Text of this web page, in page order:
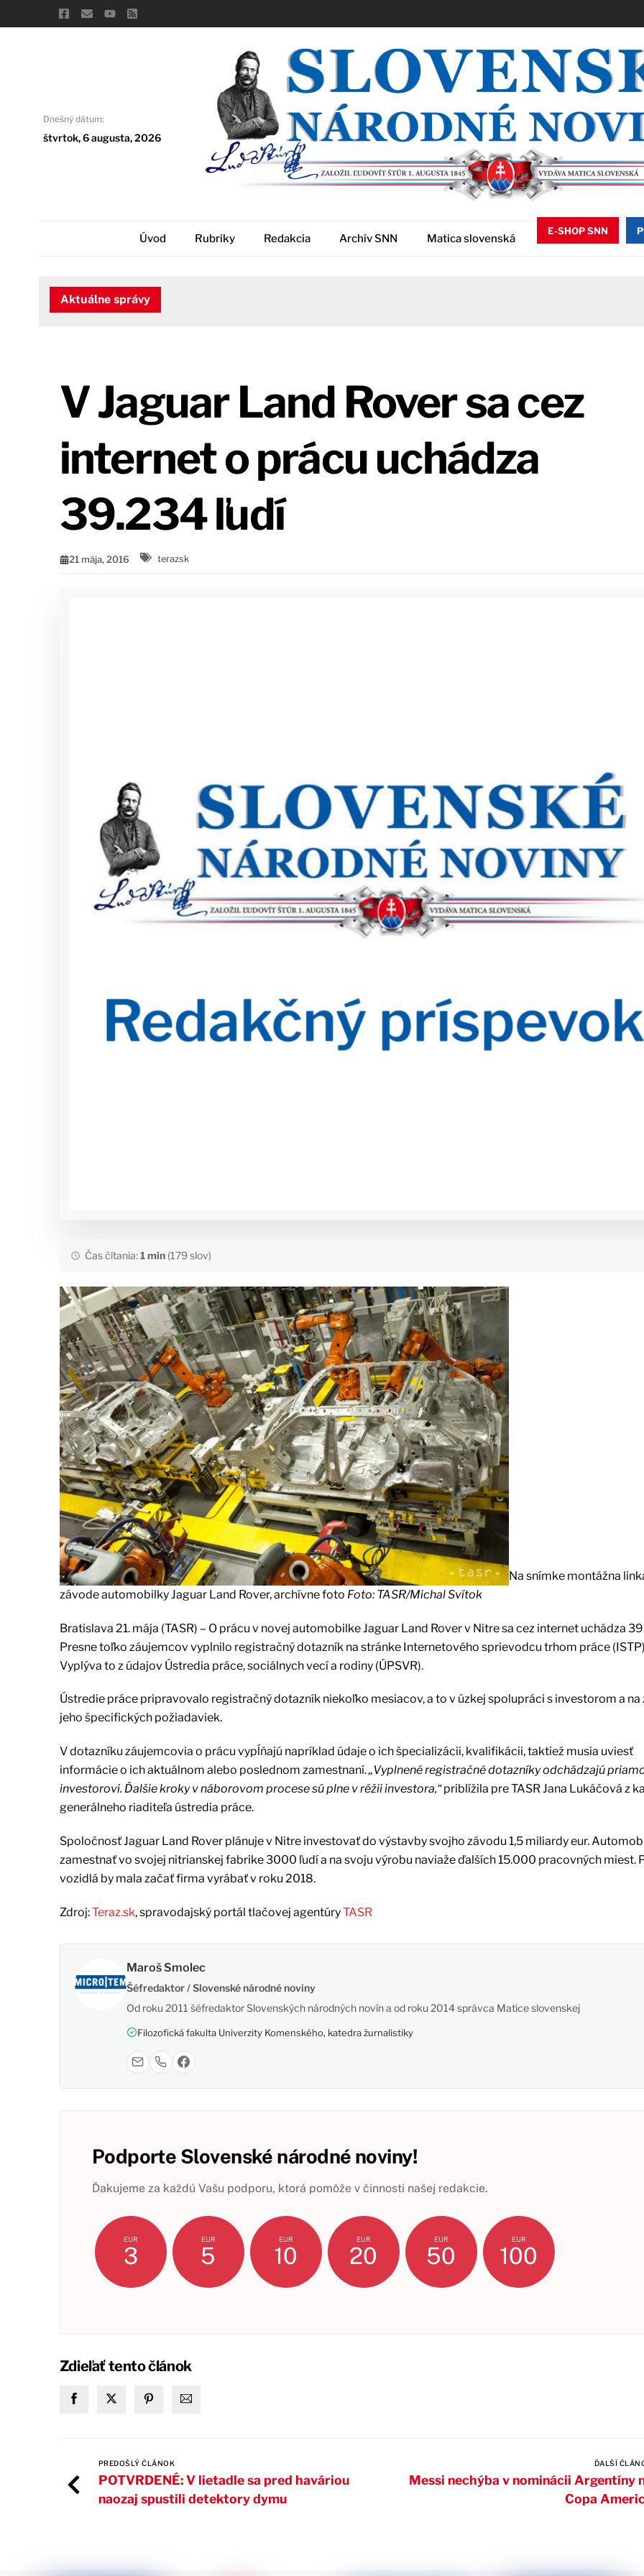
to
Dnešný dátum:
štvrtok, 6 augusta, 2026
Úvod Rubriky Redakcia Archív SNN Matica slovenská
E-SHOP SNN
Aktuálne správy
V Jaguar Land Rover sa cez
internet o prácu uchádza
39.234 ľudí
21 mája, 2016 terazsk
Čas čítania:1 min(179 slov)
Na snímke montážna
závode automobilky Jaguar Land Rover, archívne foto Foto: TASR/Michal Svítok
Bratislava 21. mája (TASR) – O prácu v novej automobilke Jaguar Land Rover v Nitre sa cez internet uchádza
Presne toľko záujemcov vyplnilo registračný dotazník na stránke Internetového sprievodcu trhom práce
Vyplýva to z údajov Ústredia práce, sociálnych vecí a rodiny (ÚPSVR).
Ústredie práce pripravovalo registračný dotazník niekoľko mesiacov, a to v úzkej spolupráci s investorom a na
jeho špecifických požiadaviek.
V dotazníku záujemcovia o prácu vypĺňajú napríklad údaje o ich špecializácii, kvalifikácii, taktiež musia uviesť
informácie o ich aktuálnom alebo poslednom zamestnaní.„Vyplnené registračné dotazníky odchádzajú
investorovi. Ďalšie kroky v náborovom procese sú plne v réžii investora,“priblížila pre TASR Jana Lukáčová z
generálneho riaditeľa ústredia práce.
Spoločnosť Jaguar Land Rover plánuje v Nitre investovať do výstavby svojho závodu 1,5 miliardy eur.
zamestnať vo svojej nitrianskej fabrike 3000 ľudí a na svoju výrobu naviaže ďalších 15.000 pracovných miest.
vozidlá by mala začať firma vyrábať v roku 2018.
Zdroj:Teraz.sk, spravodajský portál tlačovej agentúryTASR
Maroš Smolec
Šéfredaktor / Slovenské národné noviny
Od roku 2011 šéfredaktor Slovenských národných novín a od roku 2014 správca Matice slovenskej
Filozofická fakulta Univerzity Komenského, katedra žurnalistiky
Podporte Slovenské národné noviny!
Ďakujeme za každú Vašu podporu, ktorá pomôže v činnosti našej redakcie.
EUR
3
EUR
5
EUR
10
EUR
20
EUR
50
EUR
100
Zdieľať tento článok
PREDOŠLÝ ČLÁNOK
POTVRDENÉ: V lietadle sa pred haváriou
naozaj spustili detektory dymu
ĎALŠÍ
Messi nechýba v nominácii Argentíny
Copa